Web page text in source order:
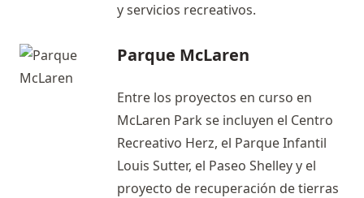
y servicios recreativos.
Parque McLaren
Entre los proyectos en curso en
McLaren Park se incluyen el Centro
Recreativo Herz, el Parque Infantil
Louis Sutter, el Paseo Shelley y el
proyecto de recuperación de tierras